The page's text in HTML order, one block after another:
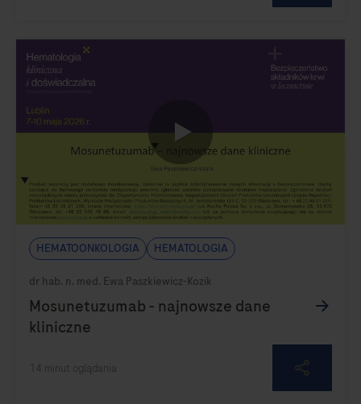
0:00 / 14:19
Hematoonkologia Hematologia